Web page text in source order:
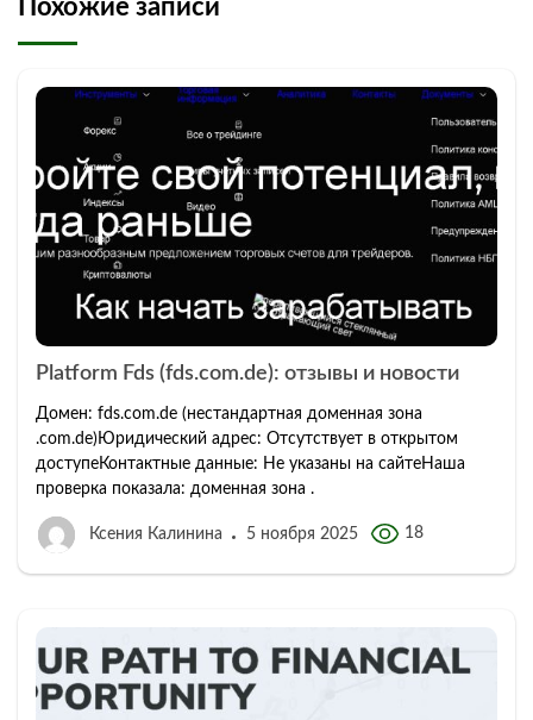
Похожие записи
Platform Fds (fds.com.de): отзывы и новости
Домен: fds.com.de (нестандартная доменная зона
.com.de)Юридический адрес: Отсутствует в открытом
доступеКонтактные данные: Не указаны на сайтеНаша
проверка показала: доменная зона .
Ксения Калинина 5 ноября 2025 18